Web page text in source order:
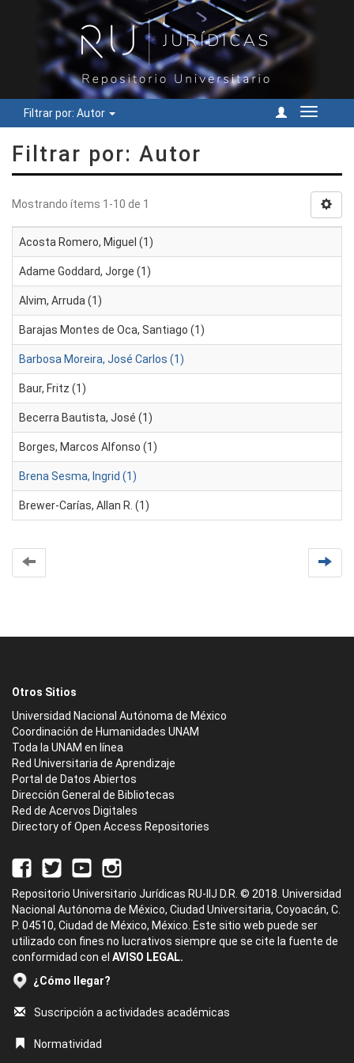
Filtrar por: Autor
Cambiar
Filtrar por: Autor
Mostrando ítems 1-10 de 1
Acosta Romero, Miguel (1)
Adame Goddard, Jorge (1)
Alvim, Arruda (1)
Barajas Montes de Oca, Santiago (1)
Barbosa Moreira, José Carlos (1)
Baur, Fritz (1)
Becerra Bautista, José (1)
Borges, Marcos Alfonso (1)
Brena Sesma, Ingrid (1)
Brewer-Carías, Allan R. (1)
Otros Sitios
Universidad Nacional Autónoma de México
Coordinación de Humanidades UNAM
Toda la UNAM en línea
Red Universitaria de Aprendizaje
Portal de Datos Abiertos
Dirección General de Bibliotecas
Red de Acervos Digitales
Directory of Open Access Repositories
Repositorio Universitario Jurídicas RU-IIJ D.R. © 2018. Universidad
Nacional Autónoma de México, Ciudad Universitaria, Coyoacán, C.
P. 04510, Ciudad de México, México. Este sitio web puede ser
utilizado con fines no lucrativos siempre que se cite la fuente de
conformidad con el AVISO LEGAL.
¿Cómo llegar?
Suscripción a actividades académicas
Normatividad